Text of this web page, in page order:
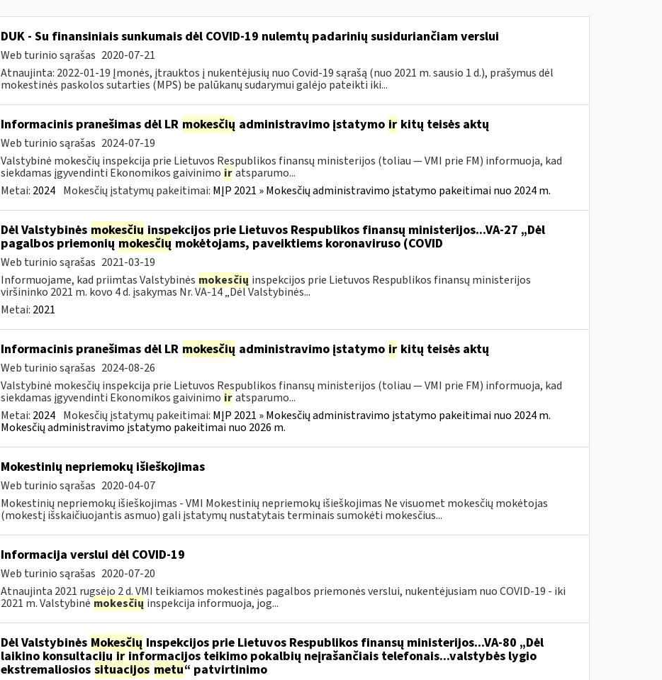
DUK - Su finansiniais sunkumais dėl COVID-19 nulemtų padarinių susiduriančiam verslui
Web turinio sąrašas 2020-07-21
Atnaujinta: 2022-01-19 Įmonės, įtrauktos į nukentėjusių nuo Covid-19 sąrašą (nuo 2021 m. sausio 1 d.), prašymus dėl
mokestinės paskolos sutarties (MPS) be palūkanų sudarymui galėjo pateikti iki...
Informacinis pranešimas dėl LR mokesčių administravimo įstatymo irkitų teisės aktų
Web turinio sąrašas 2024-07-19
Valstybinė mokesčių inspekcija prie Lietuvos Respublikos finansų ministerijos (toliau — VMI prie FM) informuoja, kad
siekdamas įgyvendinti Ekonomikos gaivinimo ir atsparumo...
Metai: 2024 Mokesčių įstatymų pakeitimai: MĮP 2021 » Mokesčių administravimo įstatymo pakeitimai nuo 2024 m.
Dėl Valstybinės mokesčiųinspekcijos prie Lietuvos Respublikos finansų ministerijos...VA-27 „Dėl
pagalbos priemoniųmokesčių mokėtojams, paveiktiems koronaviruso (COVID
Web turinio sąrašas 2021-03-19
Informuojame, kad priimtas Valstybinės mokesčių inspekcijos prie Lietuvos Respublikos finansų ministerijos
viršininko 2021 m. kovo 4 d. įsakymas Nr. VA-14 „Dėl Valstybinės...
Metai: 2021
Informacinis pranešimas dėl LR mokesčių administravimo įstatymo irkitų teisės aktų
Web turinio sąrašas 2024-08-26
Valstybinė mokesčių inspekcija prie Lietuvos Respublikos finansų ministerijos (toliau — VMI prie FM) informuoja, kad
siekdamas įgyvendinti Ekonomikos gaivinimo ir atsparumo...
Metai: 2024 Mokesčių įstatymų pakeitimai: MĮP 2021 » Mokesčių administravimo įstatymo pakeitimai nuo 2024 m.
Mokesčių administravimo įstatymo pakeitimai nuo 2026 m.
Mokestinių nepriemokų išieškojimas
Web turinio sąrašas 2020-04-07
Mokestinių nepriemokų išieškojimas - VMI Mokestinių nepriemokų išieškojimas Ne visuomet mokesčių mokėtojas
(mokestį išskaičiuojantis asmuo) gali įstatymų nustatytais terminais sumokėti mokesčius...
Informacija verslui dėl COVID-19
Web turinio sąrašas 2020-07-20
Atnaujinta 2021 rugsėjo 2 d. VMI teikiamos mokestinės pagalbos priemonės verslui, nukentėjusiam nuo COVID-19 - iki
2021 m. Valstybinė mokesčių inspekcija informuoja, jog...
Dėl Valstybinės Mokesčių Inspekcijos prie Lietuvos Respublikos finansų ministerijos...VA-80 „Dėl
laikino konsultacijųirinformacijos teikimo pokalbių neįrašančiais telefonais...valstybės lygio
ekstremaliosios situacijos metu“ patvirtinimo